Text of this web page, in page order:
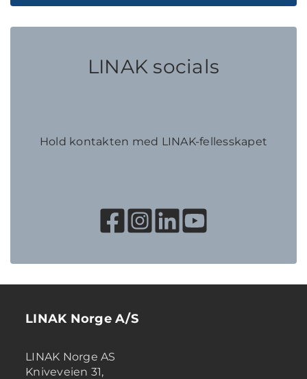
LINAK socials
Hold kontakten med LINAK-fellesskapet
LINAK Norge A/S
LINAK Norge AS
Kniveveien 31,